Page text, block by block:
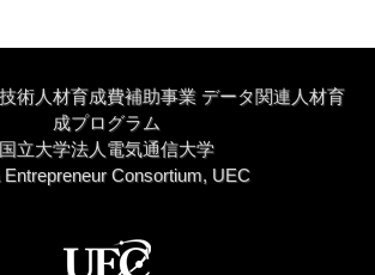
術人材育成費補助事業 データ関連人材育
成プログラム
国立大学法人電気通信大学
Entrepreneur Consortium, UEC